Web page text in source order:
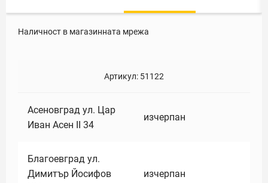
Наличност в магазинната мрежа
Артикул: 51122
Асеновград ул. Цар
Иван Асен II 34
изчерпан
Благоевград ул.
Димитър Йосифов
изчерпан